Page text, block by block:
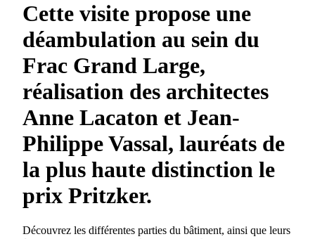
Cette visite propose une
déambulation au sein du
Frac Grand Large,
réalisation des architectes
Anne Lacaton et Jean-
Philippe Vassal, lauréats de
la plus haute distinction le
prix Pritzker.
Découvrez les différentes parties du bâtiment, ainsi que leurs